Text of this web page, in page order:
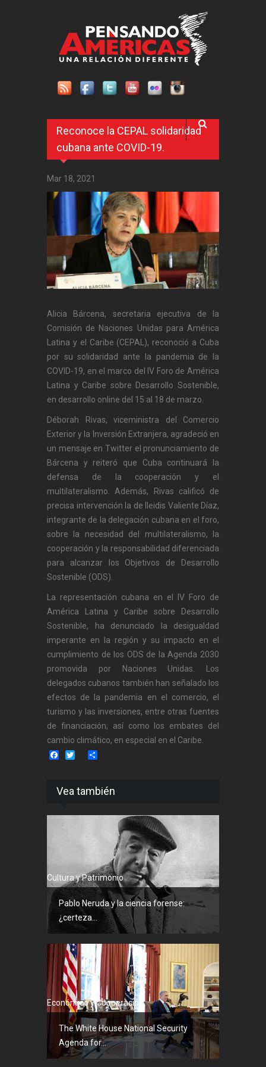
Reconoce la CEPAL solidaridad
cubana ante COVID-19.
Mar 18, 2021
Alicia Bárcena, secretaria ejecutiva de la
Comisión de Naciones Unidas para América
Latina y el Caribe (CEPAL), reconoció a Cuba
por su solidaridad ante la pandemia de la
COVID-19, en el marco del IV Foro de América
Latina y Caribe sobre Desarrollo Sostenible,
en desarrollo online del 15 al 18 de marzo.
Déborah Rivas, viceministra del Comercio
Exterior y la Inversión Extranjera, agradeció en
un mensaje en Twitter el pronunciamiento de
Bárcena y reiteró que Cuba continuará la
defensa de la cooperación y el
multilateralismo. Además, Rivas calificó de
precisa intervención la de Ileidis Valiente Díaz,
integrante de la delegación cubana en el foro,
sobre la necesidad del multilateralismo, la
cooperación y la responsabilidad diferenciada
para alcanzar los Objetivos de Desarrollo
Sostenible (ODS).
La representación cubana en el IV Foro de
América Latina y Caribe sobre Desarrollo
Sostenible, ha denunciado la desigualdad
imperante en la región y su impacto en el
cumplimiento de los ODS de la Agenda 2030
promovida por Naciones Unidas. Los
delegados cubanos también han señalado los
efectos de la pandemia en el comercio, el
turismo y las inversiones, entre otras fuentes
de financiación; así como los embates del
cambio climático, en especial en el Caribe.
Facebook
Twitter
Vea también
Cultura y Patrimonio
Pablo Neruda y la ciencia forense:
¿certeza...
Económico y Cooperación
The White House National Security
Agenda for...